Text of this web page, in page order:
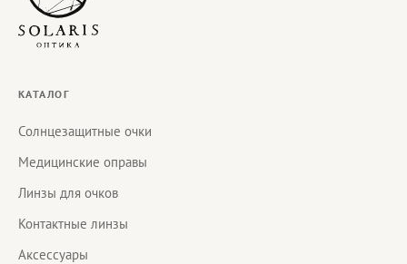
КАТАЛОГ
Солнцезащитные очки
Медицинские оправы
Линзы для очков
Контактные линзы
Аксессуары